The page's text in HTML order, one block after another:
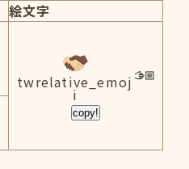
絵文字
twrelative_emoj
i
copy!